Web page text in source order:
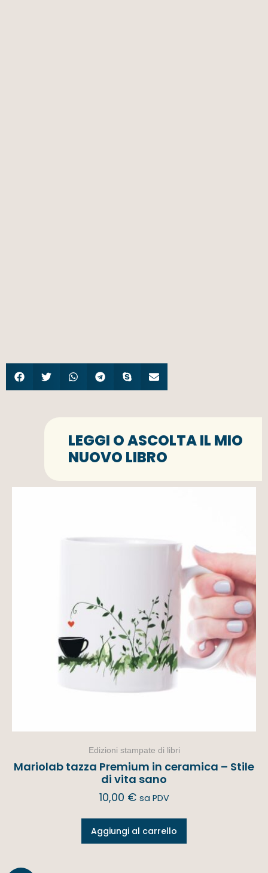
LEGGI O ASCOLTA IL MIO
NUOVO LIBRO
Edizioni stampate di libri
Mariolab tazza Premium in ceramica – Stile
di vita sano
10,00 € sa PDV
Aggiungi al carrello